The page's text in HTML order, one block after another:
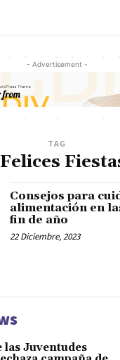
- Advertisement -
TAG
Consejos para
alimentación en
fin de año
22 Diciembre, 2023
las Juventudes